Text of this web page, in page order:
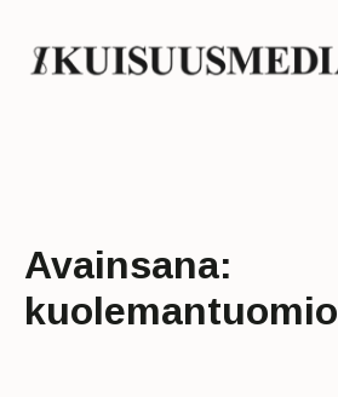
Avainsana:
kuolemantuomio